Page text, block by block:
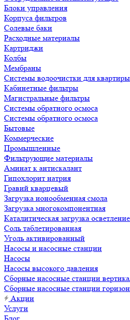
Блоки управления
Корпуса фильтров
Солевые баки
Расходные материалы
Картриджи
Колбы
Мембраны
Системы водоочистки для квартиры
Кабинетные фильтры
Магистральные фильтры
Системы обратного осмоса
Системы обратного осмоса
Бытовые
Коммерческие
Промышленные
Фильтрующие материалы
Аминат к антискалант
Гипохлорит натрия
Гравий кварцевый
Загрузка ионообменная смола
Загрузка многокомпонентная
Каталитическая загрузка
Соль таблетированная
Уголь активированный
Насосы и насосные станции
Насосы
Насосы высокого давления
Сборные насосные станции
Сборные насосные станции
Акции
Услуги